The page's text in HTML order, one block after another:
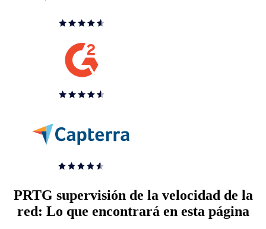
PRTG supervisión de la velocidad de la
red: Lo que encontrará en esta página